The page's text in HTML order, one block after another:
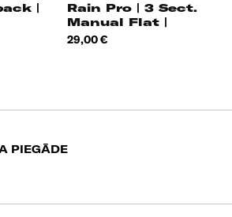
|
Rain Pro | 3 Sect.
Manual Flat |
Cena
29,00 €
PIEGĀDE